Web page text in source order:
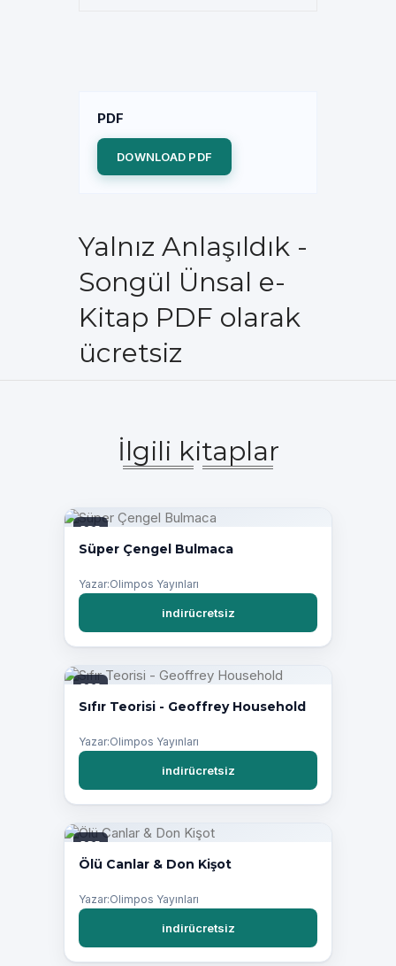
PDF
DOWNLOAD PDF
Yalnız Anlaşıldık -
Songül Ünsal e-
Kitap PDF olarak
ücretsiz
İlgili kitaplar
PDF
Süper Çengel Bulmaca
Yazar:Olimpos Yayınları
indirücretsiz
PDF
Sıfır Teorisi - Geoffrey Household
Yazar:Olimpos Yayınları
indirücretsiz
PDF
Ölü Canlar & Don Kişot
Yazar:Olimpos Yayınları
indirücretsiz